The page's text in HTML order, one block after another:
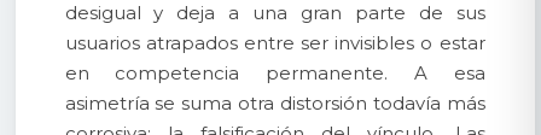
desigual y deja a una gran parte de sus
usuarios atrapados entre ser invisibles o estar
en competencia permanente. A esa
asimetría se suma otra distorsión todavía más